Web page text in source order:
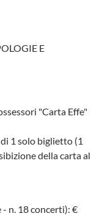
E
"Carta Effe"
1 solo biglietto (1
della carta al
n. 18 concerti): €